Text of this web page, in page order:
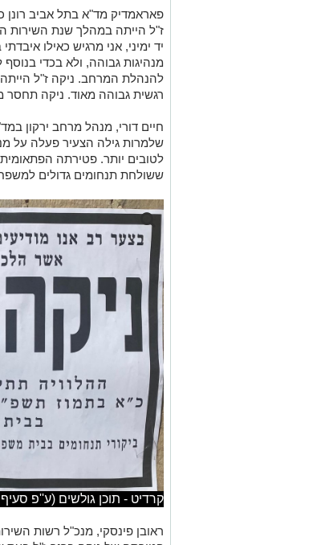
רגשית גבוהה מאוד. ניקה תחסר
חיים דורי, מנהל מרחב ירקון
שלמרות גילה הצעיר פעלה על
לטובים יותר. פטירתה
ששולחת תנחומים גדולים
קרדיט - תוכן גולשים (ע''פ סעיף 27א')
ראובן פינסקי, מנכ"ל רשות
פטירתה של ניקה ברגר ז"ל בעת
ולקרוביה. ניקה בחרה בשירות
זאת בהצטיינות, בנועם הליכות
כולו."